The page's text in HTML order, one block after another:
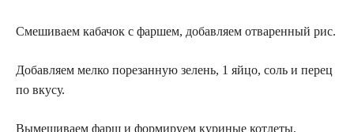
Смешиваем кабачок с фаршем, добавляем отваренный рис.
Добавляем мелко порезанную зелень, 1 яйцо, соль и перец
по вкусу.
Вымешиваем фарш и формируем куриные котлеты,